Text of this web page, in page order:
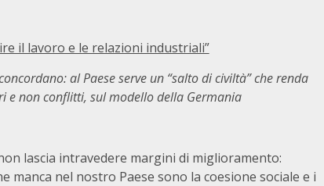
il lavoro e le relazioni industriali”
al Paese serve un “salto di civiltà” che renda
e non conflitti, sul modello della Germania
lascia intravedere margini di miglioramento:
manca nel nostro Paese sono la coesione sociale e i